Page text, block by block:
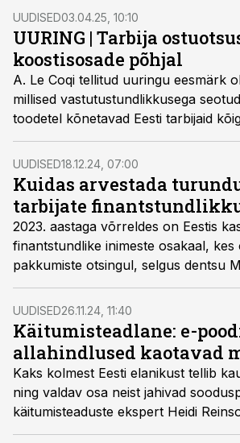
UUDISED03.04.25, 10:10
UURING | Tarbija
koostisosade põhjal
A. Le Coqi tellitud uuringu eesmärk
millised vastutustundlikkusega
toodetel kõnetavad Eesti tarbijaid
UUDISED18.12.24, 07:00
Kuidas arvestada
tarbijate
2023. aastaga võrreldes on Eestis
finantstundlike inimeste osakaal, kes
pakkumiste otsingul, selgus dentsu
uuringust.
UUDISED26.11.24, 11:40
Käitumisteadlane: e-
allahindlused kaotavad
Kaks kolmest Eesti elanikust tellib
ning valdav osa neist jahivad
käitumisteaduste ekspert Heidi